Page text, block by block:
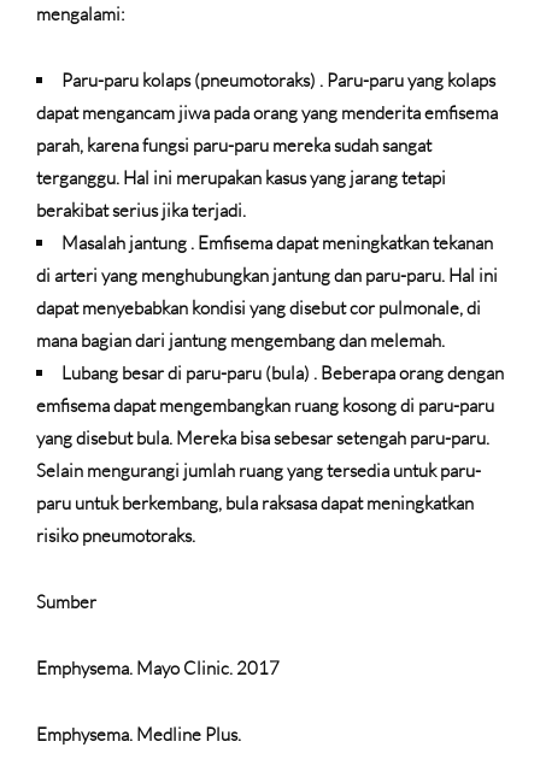
mengalami:
Paru-paru kolaps (pneumotoraks) . Paru-paru yang kolaps
dapat mengancam jiwa pada orang yang menderita emfisema
parah, karena fungsi paru-paru mereka sudah sangat
terganggu. Hal ini merupakan kasus yang jarang tetapi
berakibat serius jika terjadi.
Masalah jantung. Emfisema dapat meningkatkan tekanan
di arteri yang menghubungkan jantung dan paru-paru. Hal ini
dapat menyebabkan kondisi yang disebut cor pulmonale, di
mana bagian dari jantung mengembang dan melemah.
Lubang besar di paru-paru (bula) . Beberapa orang dengan
emfisema dapat mengembangkan ruang kosong di paru-paru
yang disebut bula. Mereka bisa sebesar setengah paru-paru.
Selain mengurangi jumlah ruang yang tersedia untuk paru-
paru untuk berkembang, bula raksasa dapat meningkatkan
risiko pneumotoraks.
Sumber
Emphysema. Mayo Clinic. 2017
Emphysema. Medline Plus.